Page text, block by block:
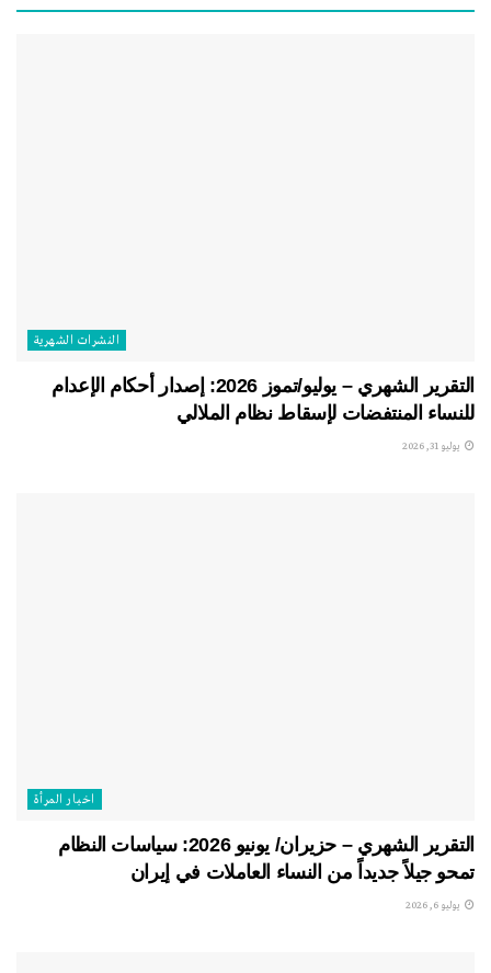
النشرات الشهریة
التقرير الشهري – يوليو/تموز 2026: إصدار أحكام الإعدام
للنساء المنتفضات لإسقاط نظام الملالي
يوليو 31, 2026
اخبار المرأة
التقرير الشهري – حزيران/ يونيو 2026: سياسات النظام
تمحو جيلاً جديداً من النساء العاملات في إيران
يوليو 6, 2026